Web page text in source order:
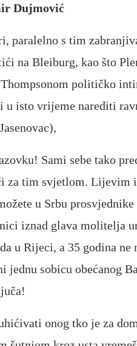
Dujmović
paralelno s tim
na Bleiburg, kao što
političko
u isto vrijeme narediti
Sami sebe tako
za tim svjetlom. Lijevim
u Srbu
iznad glava molitelja
u Rijeci, a 35 godina
jednu sobicu obećanog
onog tko je za